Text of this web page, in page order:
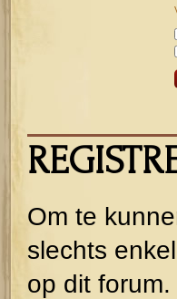
Om te
slechts
op dit